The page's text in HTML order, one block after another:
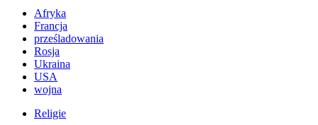
Afryka
Francja
prześladowania
Rosja
Ukraina
USA
wojna
Religie